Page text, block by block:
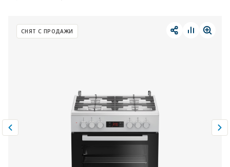
Встраиваемая техника
Сравнить 0
СНЯТ С ПРОДАЖИ